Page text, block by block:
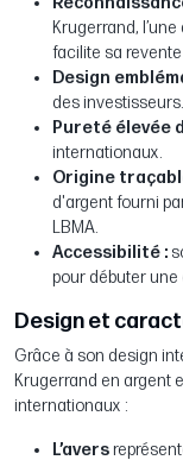
Krugerrand,
facilite sa
Design
des investisseurs.
Pureté élevée
internationaux.
Origine
d'argent fourni
LBMA.
Accessibilité :
pour débuter
Design et
Grâce à son design
Krugerrand en argent
internationaux :
L’avers